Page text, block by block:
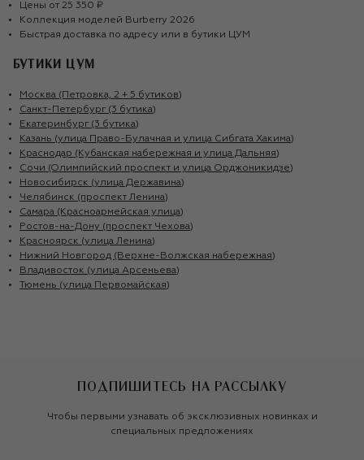
Цены от 25 350 ₽
Коллекция моделей Burberry 2026
Быстрая доставка по адресу или в бутики ЦУМ
БУТИКИ ЦУМ
Москва (Петровка, 2 + 5 бутиков)
Санкт-Петербург (3 бутика)
Екатеринбург (3 бутика)
Казань (улица Право-Булачная и улица Сибгата Хакима)
Краснодар (Кубанская набережная и улица Дальняя)
Сочи (Олимпийский проспект и улица Орджоникидзе)
Новосибирск (улица Державина)
Челябинск (проспект Ленина)
Самара (Красноармейская улица)
Ростов-на-Дону (проспект Чехова)
Красноярск (улица Ленина)
Нижний Новгород (Верхне-Волжская набережная)
Владивосток (улица Арсеньева)
Тюмень (улица Первомайская)
ПОДПИШИТЕСЬ НА РАССЫЛКУ
Чтобы первыми узнавать об эксклюзивных новинках и
специальных предложениях